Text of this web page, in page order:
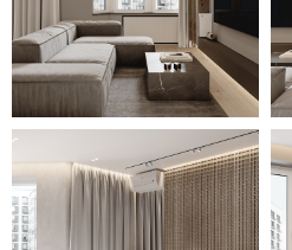
необычным дизайном.